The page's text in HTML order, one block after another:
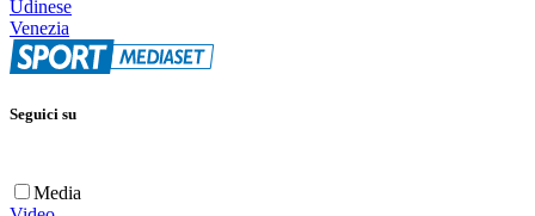
Udinese
Venezia
Seguici su
Media